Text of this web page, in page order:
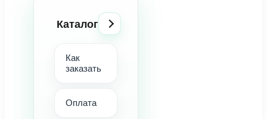
Каталог
Как
заказать
Оплата